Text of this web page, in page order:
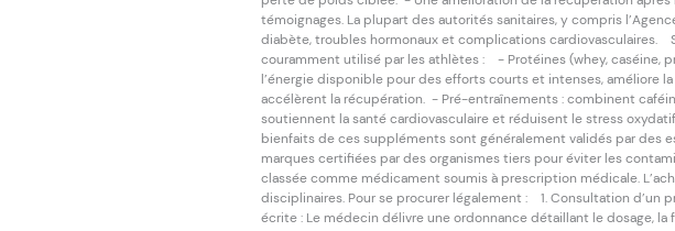
témoignages. La plupart des autorités sanitaires, y compris
diabète, troubles hormonaux et complications
couramment utilisé par les athlètes : - Protéines (whey, caséine,
l’énergie disponible pour des efforts courts et intenses, améliore
accélèrent la récupération. - Pré-entraînements : combinent
soutiennent la santé cardiovasculaire et réduisent le stress
bienfaits de ces suppléments sont généralement validés par des
marques certifiées par des organismes tiers pour éviter les
classée comme médicament soumis à prescription médicale.
disciplinaires. Pour se procurer légalement : 1. Consultation d’un
écrite : Le médecin délivre une ordonnance détaillant le dosage,